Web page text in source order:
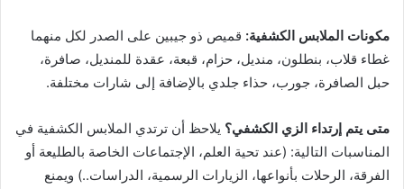
مكونات الملابس الكشفية: قميص ذو جيبين على الصدر لكل منهما
غطاء قلاب، بنطلون، منديل، حزام، قبعة، عقدة للمنديل، صافرة،
حبل الصافرة، جورب، حذاء جلدي بالإضافة إلى شارات مختلفة.
متى يتم إرتداء الزي الكشفي؟ يلاحظ أن ترتدي الملابس الكشفية في
المناسبات التالية: (عند تحية العلم، الإجتماعات الخاصة بالطليعة أو
الفرقة، الرحلات بأنواعها، الزيارات الرسمية، الدراسات..) ويمنع